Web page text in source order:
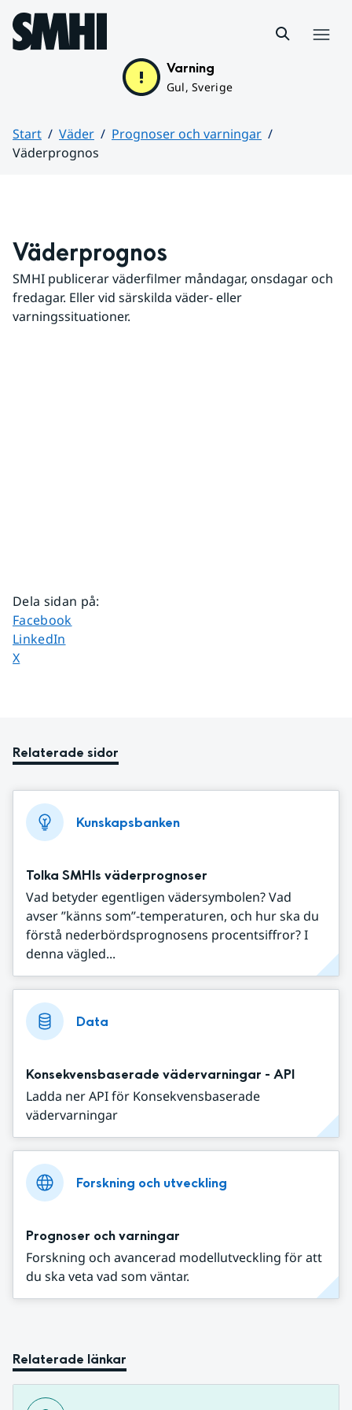
Hoppa till sidans innehåll
Varning
Gul, Sverige
Start Väder
Prognoser och varningar
Väderprognos
Väderprognos
SMHI publicerar väderfilmer måndagar, onsdagar och
fredagar. Eller vid särskilda väder- eller
varningssituationer.
Dela sidan på:
Dela sidan på
Facebook
Dela sidan på
LinkedIn
Dela sidan på
X
Relaterade sidor
Kunskapsbanken
Tolka SMHIs väderprognoser
Vad betyder egentligen vädersymbolen? Vad
avser ”känns som”-temperaturen, och hur ska du
förstå nederbördsprognosens procentsiffror? I
denna vägled...
Data
Konsekvensbaserade vädervarningar - API
Ladda ner API för Konsekvensbaserade
vädervarningar
Forskning och utveckling
Prognoser och varningar
Forskning och avancerad modellutveckling för att
du ska veta vad som väntar.
Relaterade länkar